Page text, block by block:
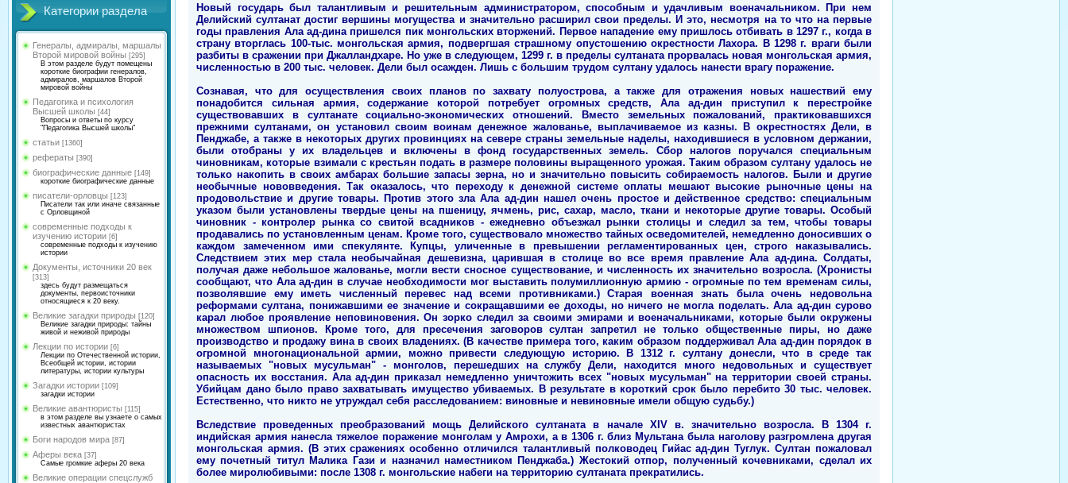
Категории раздела
Генералы, адмиралы, маршалы
Второй мировой войны [295]
В этом разделе будут помещены
короткие биографии генералов,
адмиралов, маршалов Второй
мировой войны
Педагогика и психология
Высшей школы [44]
Вопросы и ответы по курсу
"Педагогика Высшей школы"
статьи [1360]
рефераты [390]
биографические данные [149]
короткие биографические данные
писатели-орловцы [123]
Писатели так или иначе связанные
с Орловщиной
современные подходы к
изучению истории [6]
современные подходы к изучению
истории
Документы, источники 20 век
[313]
здесь будут размещаться
документы, первоисточники
относящиеся к 20 веку.
Великие загадки природы [120]
Великие загадки природы: тайны
живой и неживой природы
Лекции по истории [6]
Лекции по Отечественной истории,
Всеобщей истории, истории
литературы, истории культуры
Загадки истории [109]
загадки истории
Великие авантюристы [115]
в этом разделе вы узнаете о самых
известных авантюристах
Боги народов мира [87]
Аферы века [37]
Самые громкие аферы 20 века
Великие операции спецслужб
Новый государь был талантливым и решительным администратором, способным и удачливым военачальником. При нем
Делийский султанат достиг вершины могущества и значительно расширил свои пределы. И это, несмотря на то что на первые
годы правления Ала ад-дина пришелся пик монгольских вторжений. Первое нападение ему пришлось отбивать в 1297 г., когда в
страну вторглась 100-тыс. монгольская армия, подвергшая страшному опустошению окрестности Лахора. В 1298 г. враги были
разбиты в сражении при Джалландхаре. Но уже в следующем, 1299 г. в пределы султаната прорвалась новая монгольская армия,
численностью в 200 тыс. человек. Дели был осажден. Лишь с большим трудом султану удалось нанести врагу поражение.
Сознавая, что для осуществления своих планов по захвату полуострова, а также для отражения новых нашествий ему
понадобится сильная армия, содержание которой потребует огромных средств, Ала ад-дин приступил к перестройке
существовавших в султанате социально-экономических отношений. Вместо земельных пожалований, практиковавшихся
прежними султанами, он установил своим воинам денежное жалованье, выплачиваемое из казны. В окрестностях Дели, в
Пенджабе, а также в некоторых других провинциях на севере страны земельные наделы, находившиеся в условном держании,
были отобраны у их владельцев и включены в фонд государственных земель. Сбор налогов поручался специальным
чиновникам, которые взимали с крестьян подать в размере половины выращенного урожая. Таким образом султану удалось не
только накопить в своих амбарах большие запасы зерна, но и значительно повысить собираемость налогов. Были и другие
необычные нововведения. Так оказалось, что переходу к денежной системе оплаты мешают высокие рыночные цены на
продовольствие и другие товары. Против этого зла Ала ад-дин нашел очень простое и действенное средство: специальным
указом были установлены твердые цены на пшеницу, ячмень, рис, сахар, масло, ткани и некоторые другие товары. Особый
чиновник - контролер рынка со свитой всадников - ежедневно объезжал рынки столицы и следил за тем, чтобы товары
продавались по установленным ценам. Кроме того, существовало множество тайных осведомителей, немедленно доносивших о
каждом замеченном ими спекулянте. Купцы, уличенные в превышении регламентированных цен, строго наказывались.
Следствием этих мер стала необычайная дешевизна, царившая в столице во все время правление Ала ад-дина. Солдаты,
получая даже небольшое жалованье, могли вести сносное существование, и численность их значительно возросла. (Хронисты
сообщают, что Ала ад-дин в случае необходимости мог выставить полумиллионную армию - огромные по тем временам силы,
позволявшие ему иметь численный перевес над всеми противниками.) Старая военная знать была очень недовольна
реформами султана, понижавшими ее значение и сокращавшими ее доходы, но ничего не могла поделать. Ала ад-дин сурово
карал любое проявление неповиновения. Он зорко следил за своими эмирами и военачальниками, которые были окружены
множеством шпионов. Кроме того, для пресечения заговоров султан запретил не только общественные пиры, но даже
производство и продажу вина в своих владениях. (В качестве примера того, каким образом поддерживал Ала ад-дин порядок в
огромной многонациональной армии, можно привести следующую историю. В 1312 г. султану донесли, что в среде так
называемых "новых мусульман" - монголов, перешедших на службу Дели, находится много недовольных и существует
опасность их восстания. Ала ад-дин приказал немедленно уничтожить всех "новых мусульман" на территории своей страны.
Убийцам дано было право захватывать имущество убиваемых. В результате в короткий срок было перебито 30 тыс. человек.
Естественно, что никто не утруждал себя расследованием: виновные и невиновные имели общую судьбу.)
Вследствие проведенных преобразований мощь Делийского султаната в начале XIV в. значительно возросла. В 1304 г.
индийская армия нанесла тяжелое поражение монголам у Амрохи, а в 1306 г. близ Мультана была наголову разгромлена другая
монгольская армия. (В этих сражениях особенно отличился талантливый полководец Гийас ад-дин Туглук. Султан пожаловал
ему почетный титул Малика Гази и назначил наместником Пенджаба.) Жестокий отпор, полученный кочевниками, сделал их
более миролюбивыми: после 1308 г. монгольские набеги на территорию султаната прекратились.